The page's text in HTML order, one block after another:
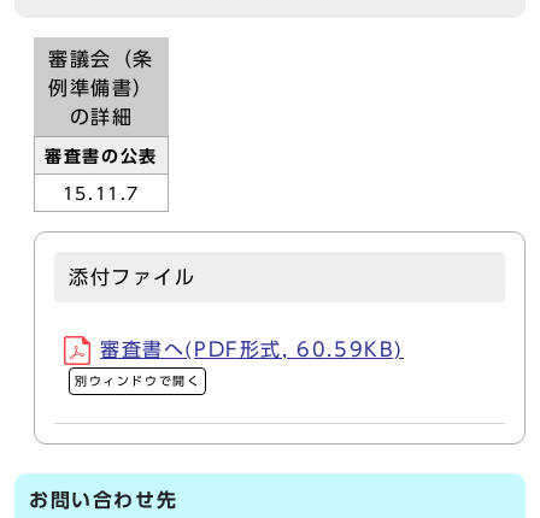
審議会（条
例準備書）
の詳細
審査書の公表
15.11.7
添付ファイル
審査書へ(PDF形式, 60.59KB)
別ウィンドウで開く
お問い合わせ先